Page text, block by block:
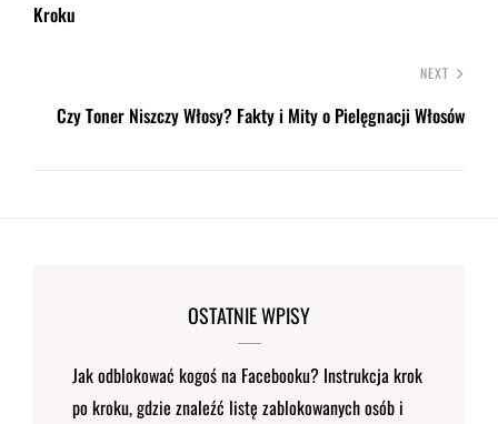
Kroku
NEXT
Czy Toner Niszczy Włosy? Fakty i Mity o Pielęgnacji Włosów
OSTATNIE WPISY
Jak odblokować kogoś na Facebooku? Instrukcja krok
po kroku, gdzie znaleźć listę zablokowanych osób i